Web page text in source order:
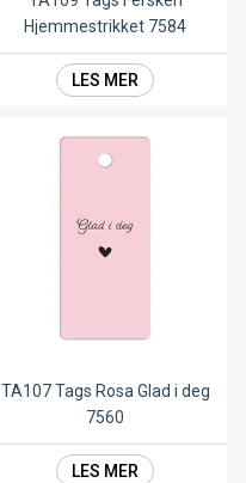
Hjemmestrikket 7584
LES MER
TA107 Tags Rosa Glad i deg
7560
LES MER